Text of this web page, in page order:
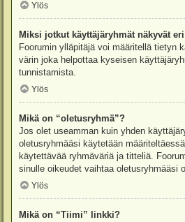
Ylös
Miksi jotkut käyttäjäryhmät näkyvät
Foorumin ylläpitäjä voi määritellä tietyn
värin joka helpottaa kyseisen
tunnistamista.
Ylös
Mikä on “oletusryhmä”?
Jos olet useamman kuin yhden
oletusryhmääsi käytetään
käytettävää ryhmäväriä ja titteliä.
sinulle oikeudet vaihtaa oletusryhmääsi
Ylös
Mikä on “Tiimi” linkki?